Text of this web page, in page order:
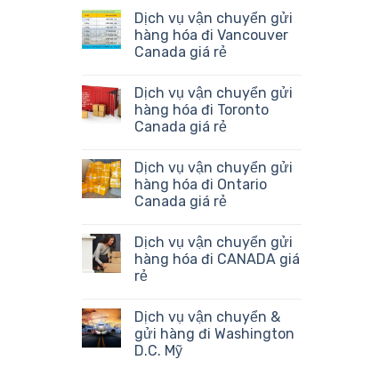
Dịch vụ vận chuyển gửi
hàng hóa đi Vancouver
Canada giá rẻ
Dịch vụ vận chuyển gửi
hàng hóa đi Toronto
Canada giá rẻ
Dịch vụ vận chuyển gửi
hàng hóa đi Ontario
Canada giá rẻ
Dịch vụ vận chuyển gửi
hàng hóa đi CANADA giá
rẻ
Dịch vụ vận chuyển &
gửi hàng đi Washington
D.C. Mỹ